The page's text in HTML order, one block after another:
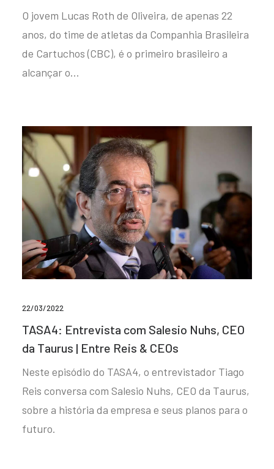
O jovem Lucas Roth de Oliveira, de apenas 22
anos, do time de atletas da Companhia Brasileira
de Cartuchos (CBC), é o primeiro brasileiro a
alcançar o…
22/03/2022
TASA4: Entrevista com Salesio Nuhs, CEO
da Taurus | Entre Reis & CEOs
Neste episódio do TASA4, o entrevistador Tiago
Reis conversa com Salesio Nuhs, CEO da Taurus,
sobre a história da empresa e seus planos para o
futuro.